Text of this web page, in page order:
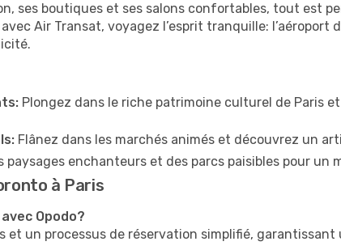
ses boutiques et ses salons confortables, tout est
avec Air Transat, voyagez l’esprit tranquille: l’aéroport
Plongez dans le riche patrimoine culturel de Paris
Flânez dans les marchés animés et découvrez un
paysages enchanteurs et des parcs paisibles pour un
à Paris
Opodo?
et un processus de réservation simplifié,